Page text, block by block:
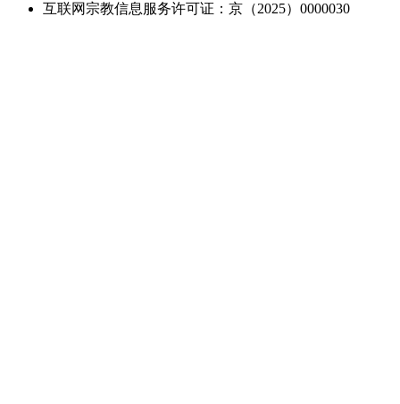
互联网宗教信息服务许可证：京（2025）0000030